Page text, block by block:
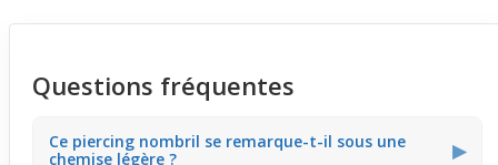
Questions fréquentes
Ce piercing nombril se remarque-t-il sous une
chemise légère ?
▶